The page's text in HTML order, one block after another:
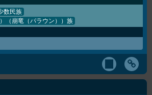
数民族
（崩竜（パラウン））族